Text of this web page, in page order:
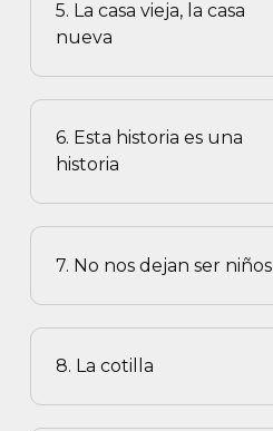
5. La casa vieja, la casa
nueva
6. Esta historia es una
historia
7. No nos dejan ser niños
8. La cotilla